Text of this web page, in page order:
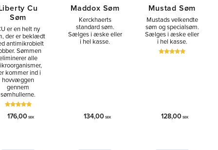
Cu
Søm
er en helt ny
der er beklædt
antimikrobielt
Sømmen
alle
kommer ind i
hovvæggen
gennem
sømhullerne.
176,00 SEK
Maddox Søm
Kerckhaerts
standard søm.
Sælges i æske eller
i hel kasse.
134,00 SEK
Mustad Søm
Mustads velkendte
søm og specialsøm.
Sælges i æske eller
i hel kasse.
128,00 SEK